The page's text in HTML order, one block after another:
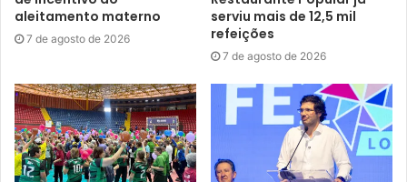
exibição na Alma Brasil, trazer dois filmes tão marcantes
da cinematografia nacional”, complementou Camilo.
Brasil, Naná Souza, afirmou que realizar projetos na vila é
importante para a ocupação do espaço e lembrou que, no
ano passado, a Alma recebeu um cineclube e o Coletivo
de Cinema Negro de Londrina (Cocine) durante todo o
aleitamento materno
7 de agosto de 2026
serviu mais de 12,5 mil
refeições
7 de agosto de 2026